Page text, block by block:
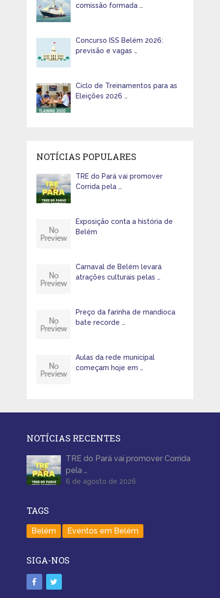
comissão formada …
Concurso ISS Belém 2026:
previsão e vagas …
Ciclo de Treinamentos para as
Eleições 2026 …
NOTÍCIAS POPULARES
TRE do Pará vai promover
Corrida pela …
Exposição conta a história de
Belém
Carnaval de Belém levará
atrações culturais pelas …
Preço da farinha de mandioca
bate recorde …
Aulas da rede municipal
começam hoje em …
NOTÍCIAS RECENTES
TRE do Pará vai promover Corrida
pela …
6 de agosto de 2026
TAGS
Belém Eventos em Belém
SIGA-NOS